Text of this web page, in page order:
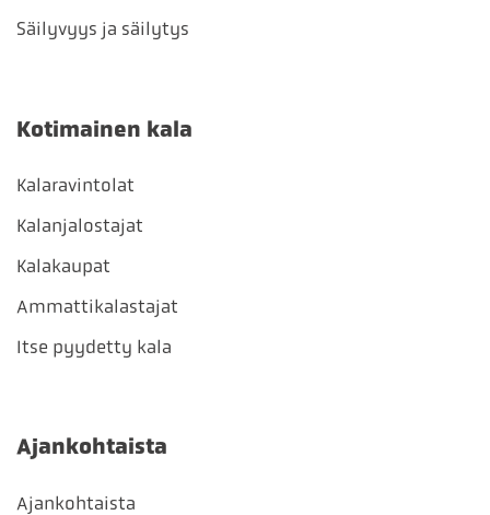
Säilyvyys ja säilytys
Kotimainen kala
Kalaravintolat
Kalanjalostajat
Kalakaupat
Ammattikalastajat
Itse pyydetty kala
Ajankohtaista
Ajankohtaista